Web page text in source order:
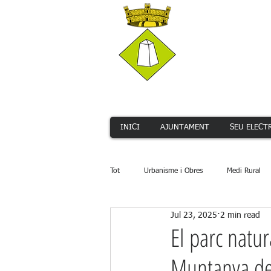
INICI AJUNTAMENT SEU
Tot Urbanisme i Obres Medi Rural
Serveis Públics Promoció
El parc
Jul 23, 2025 2 min read